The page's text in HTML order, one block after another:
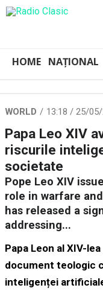
HOME NAȚIONAL
WORLD 13:18 / 25/
Papa Leo XIV
riscurile
societate
Pope Leo XIV
role in warfare
has released a
addressing...
Papa Leon al XIV-
document teologic
inteligenței